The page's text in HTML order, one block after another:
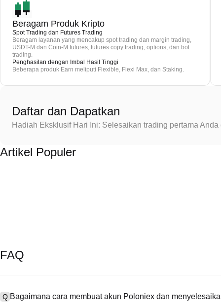
Beragam Produk Kripto
Spot Trading dan Futures Trading
Beragam layanan yang mencakup spot trading dan margin trading,
USDT-M dan Coin-M futures, futures copy trading, options, dan bot
trading.
Penghasilan dengan Imbal Hasil Tinggi
Beberapa produk Earn meliputi Flexible, Flexi Max, dan Staking.
Daftar dan Dapatkan
Hadiah Eksklusif Hari Ini: Selesaikan trading pertama
Artikel Populer
FAQ
Q Bagaimana cara membuat akun Poloniex dan